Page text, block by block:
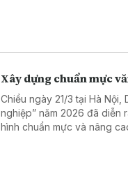
Xây dựng chuẩn mực
Chiều ngày 21/3 tại Hà
nghiệp” năm 2026 đã diễn
hình chuẩn mực và nâng